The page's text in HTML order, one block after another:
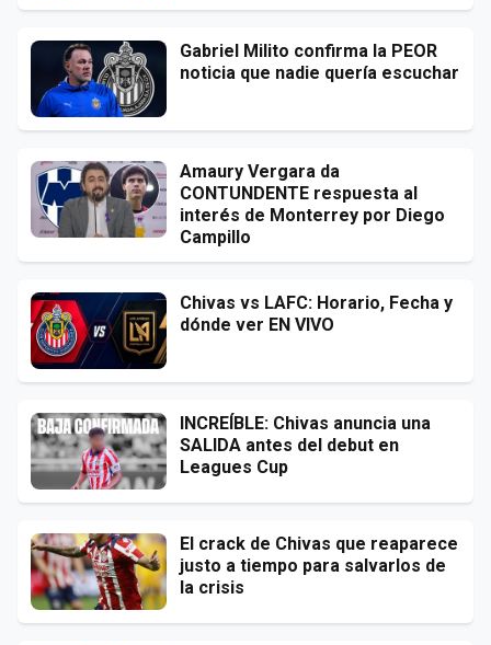
Gabriel Milito confirma la PEOR
noticia que nadie quería escuchar
Amaury Vergara da
CONTUNDENTE respuesta al
interés de Monterrey por Diego
Campillo
Chivas vs LAFC: Horario, Fecha y
dónde ver EN VIVO
INCREÍBLE: Chivas anuncia una
SALIDA antes del debut en
Leagues Cup
El crack de Chivas que reaparece
justo a tiempo para salvarlos de
la crisis